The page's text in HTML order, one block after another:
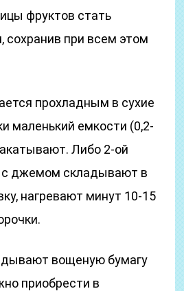
фруктов стать
сохранив при всем этом
прохладным в сухие
маленький емкости (0,2-
Либо 2-ой
с джемом складывают в
нагревают минут 10-15
вощеную бумагу
приобрести в